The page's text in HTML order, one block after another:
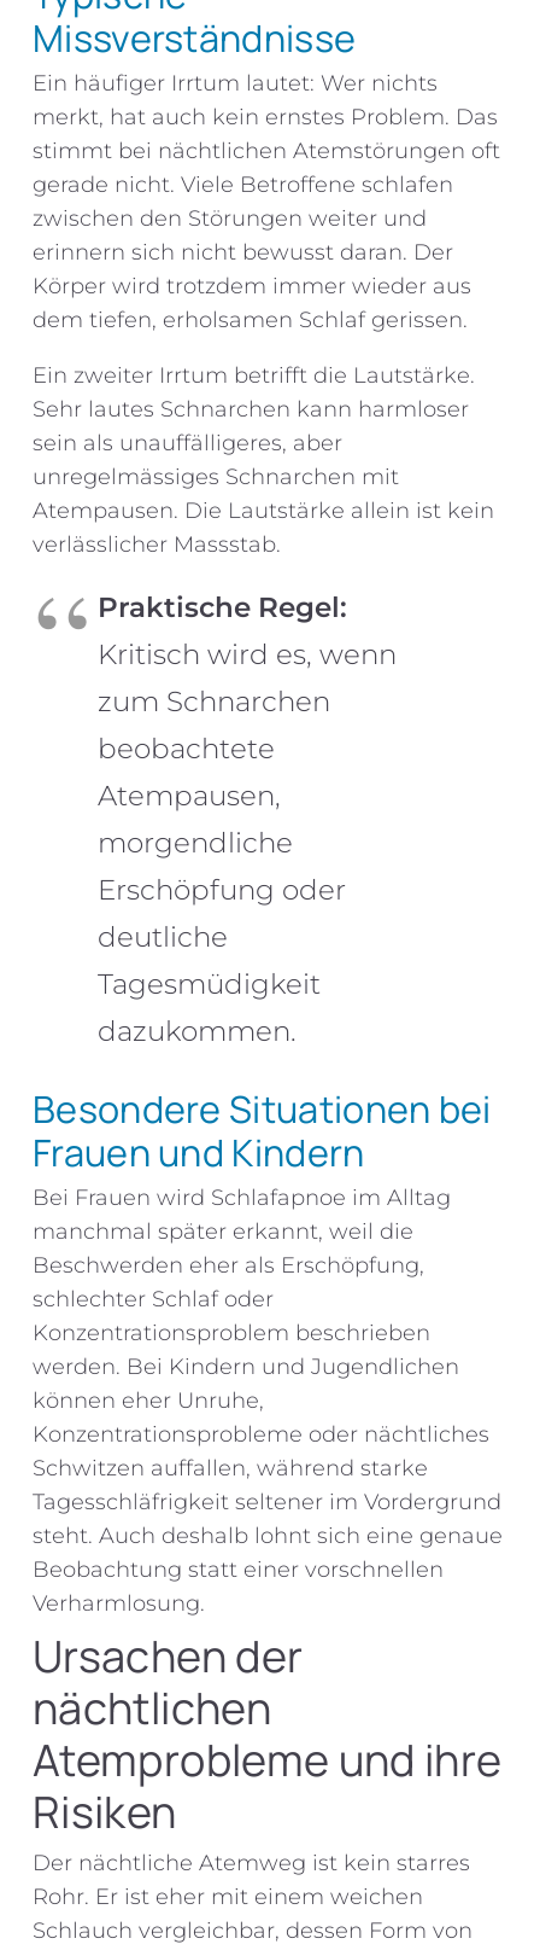
Missverständnisse
Ein häufiger Irrtum lautet: Wer nichts
merkt, hat auch kein ernstes Problem. Das
stimmt bei nächtlichen Atemstörungen oft
gerade nicht. Viele Betroffene schlafen
zwischen den Störungen weiter und
erinnern sich nicht bewusst daran. Der
Körper wird trotzdem immer wieder aus
dem tiefen, erholsamen Schlaf gerissen.
Ein zweiter Irrtum betrifft die Lautstärke.
Sehr lautes Schnarchen kann harmloser
sein als unauffälligeres, aber
unregelmässiges Schnarchen mit
Atempausen. Die Lautstärke allein ist kein
verlässlicher Massstab.
Praktische Regel:
Kritisch wird es, wenn
zum Schnarchen
beobachtete
Atempausen,
morgendliche
Erschöpfung oder
deutliche
Tagesmüdigkeit
dazukommen.
Besondere Situationen bei
Frauen und Kindern
Bei Frauen wird Schlafapnoe im Alltag
manchmal später erkannt, weil die
Beschwerden eher als Erschöpfung,
schlechter Schlaf oder
Konzentrationsproblem beschrieben
werden. Bei Kindern und Jugendlichen
können eher Unruhe,
Konzentrationsprobleme oder nächtliches
Schwitzen auffallen, während starke
Tagesschläfrigkeit seltener im Vordergrund
steht. Auch deshalb lohnt sich eine genaue
Beobachtung statt einer vorschnellen
Verharmlosung.
Ursachen der
nächtlichen
Atemprobleme und ihre
Risiken
Der nächtliche Atemweg ist kein starres
Rohr. Er ist eher mit einem weichen
Schlauch vergleichbar, dessen Form von